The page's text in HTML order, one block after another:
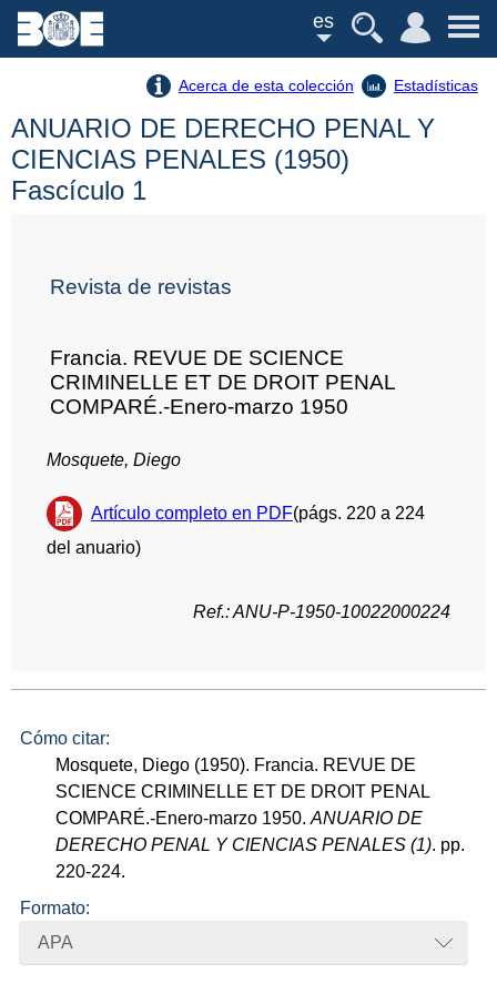
es
Acerca de esta colección Estadísticas
ANUARIO DE DERECHO PENAL Y
CIENCIAS PENALES (1950)
Fascículo 1
Revista de revistas
Francia. REVUE DE SCIENCE
CRIMINELLE ET DE DROIT PENAL
COMPARÉ.-Enero-marzo 1950
Mosquete, Diego
Artículo completo en PDF(págs. 220 a 224
del anuario)
Ref.: ANU-P-1950-10022000224
Cómo citar:
Mosquete, Diego (1950). Francia. REVUE DE
SCIENCE CRIMINELLE ET DE DROIT PENAL
COMPARÉ.-Enero-marzo 1950.ANUARIO DE
DERECHO PENAL Y CIENCIAS PENALES (1). pp.
220-224.
Formato:
APA